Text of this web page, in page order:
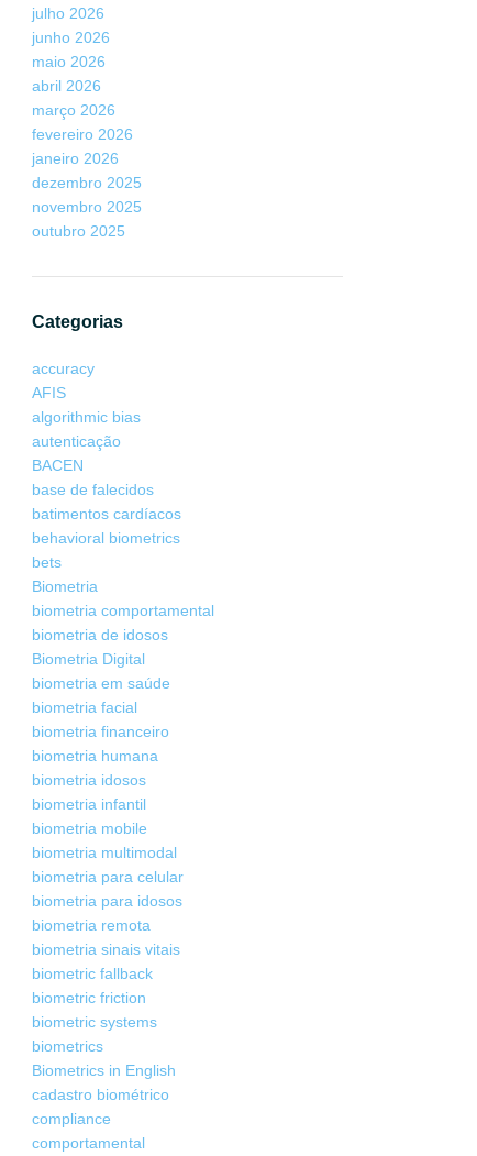
14
JUL
CADASTRO BIOMÉTRICO
Cadastramento Biométrico: Entenda
o Que É e Como Funciona
Criado por
Cadastramento Biométrico: Entenda o Que É e Como
Funciona Introdução Sempre que instalamos um aplicativo
do banco ou do e-commerce, t...
julho 2026
junho 2026
maio 2026
abril 2026
março 2026
fevereiro 2026
janeiro 2026
dezembro 2025
novembro 2025
outubro 2025
Categorias
accuracy
AFIS
algorithmic bias
autenticação
BACEN
base de falecidos
batimentos cardíacos
behavioral biometrics
bets
Biometria
biometria comportamental
biometria de idosos
Biometria Digital
biometria em saúde
biometria facial
biometria financeiro
biometria humana
biometria idosos
biometria infantil
biometria mobile
biometria multimodal
biometria para celular
biometria para idosos
biometria remota
biometria sinais vitais
biometric fallback
biometric friction
biometric systems
biometrics
Biometrics in English
cadastro biométrico
compliance
comportamental